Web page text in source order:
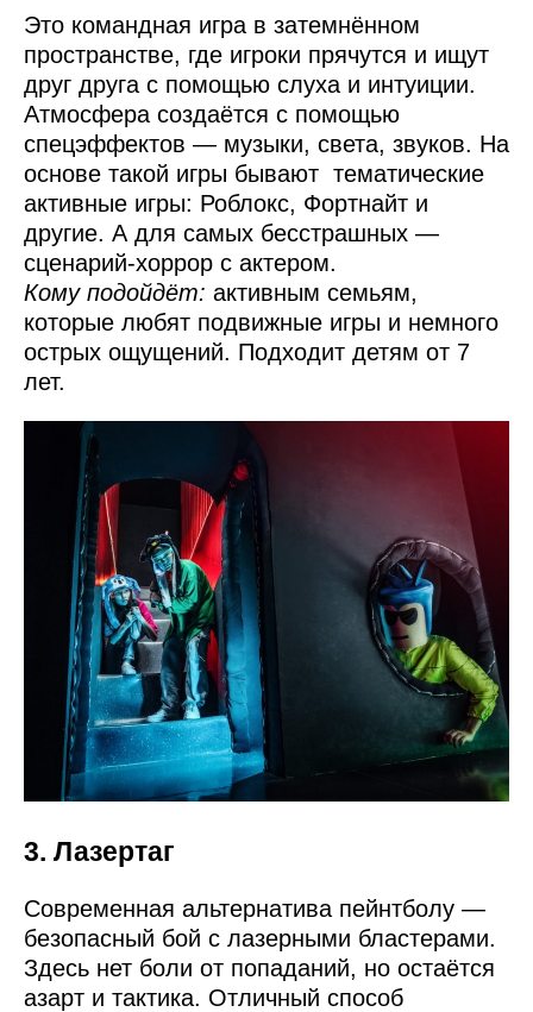
Это командная игра в затемнённом
пространстве, где игроки прячутся и ищут
друг друга с помощью слуха и интуиции.
Атмосфера создаётся с помощью
спецэффектов — музыки, света, звуков. На
основе такой игры бывают тематические
активные игры: Роблокс, Фортнайт и
другие. А для самых бесстрашных —
сценарий-хоррор с актером.
Кому подойдёт: активным семьям,
которые любят подвижные игры и немного
острых ощущений. Подходит детям от 7
лет.
3. Лазертаг
Современная альтернатива пейнтболу —
безопасный бой с лазерными бластерами.
Здесь нет боли от попаданий, но остаётся
азарт и тактика. Отличный способ